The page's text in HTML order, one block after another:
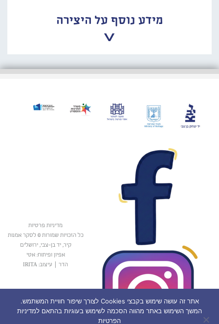
מידע נוסף על היצירה
מדיניות פרטיות
כל הזכויות שמורות © לסקר אמנות
קיר, יד בן-צבי, ירושלים
אפיון ופיתוח: אטי
הדר
עיצוב: IRITA
אתר זה עושה שימוש בקבצי Cookies לצורך שיפור חוויית המשתמש.
המשך השימוש באתר מהווה הסכמה לשימוש בעוגיות בהתאם למדיניות
הפרטיות